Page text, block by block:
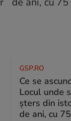
GSP.RO
Ce se
Locul unde
șters din
de ani, cu